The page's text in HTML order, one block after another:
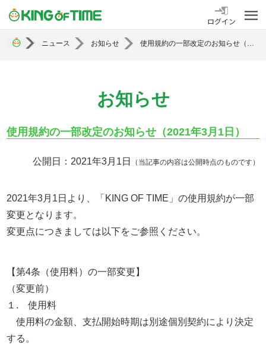
勤怠管理システム KING OF TIME
ログイン
ニュース お知らせ 使用規約の一部改定のお知らせ（2021年3月1日）
お知らせ
使用規約の一部改定のお知らせ（2021年3月1日）
公開日：2021年3月1日 （当記事の内容は公開時点のものです）
2021年3月1日より、「KING OF TIME」の使用規約が一部
変更となります。
変更点につきましては以下をご参照ください。
【第4条（使用料）の一部変更】
（変更前）
１. 使用料
使用料の金額、支払開始時期は別途個別契約により決定
する。